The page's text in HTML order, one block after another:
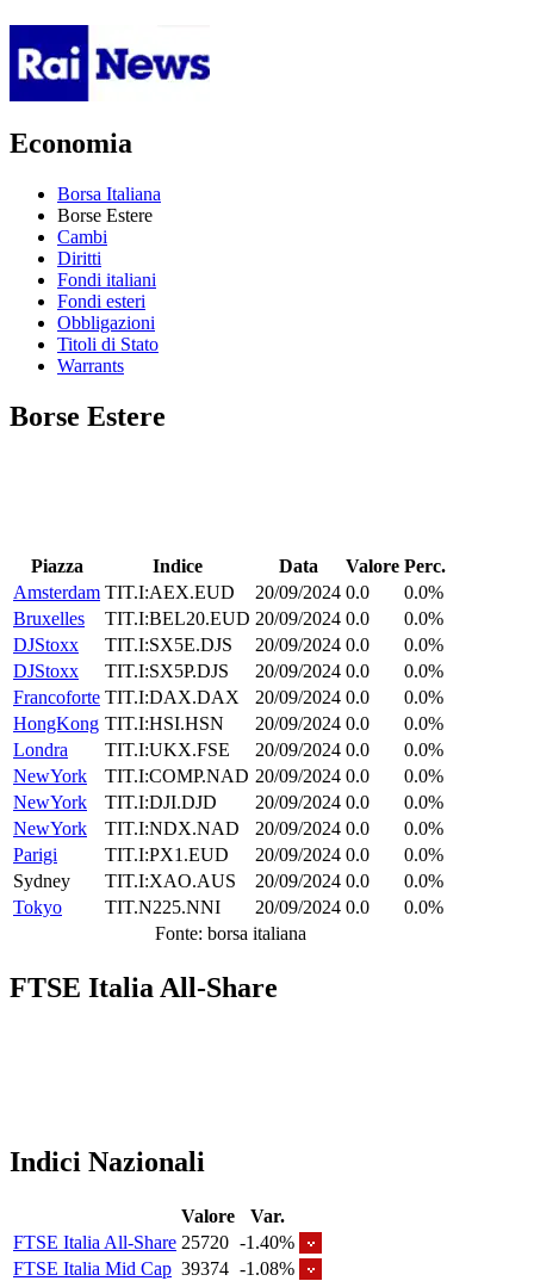
Economia
Borsa Italiana
Borse Estere
Cambi
Diritti
Fondi italiani
Fondi esteri
Obbligazioni
Titoli di Stato
Warrants
Borse Estere
Piazza Indice Data Valore Perc.
Amsterdam TIT.I:AEX.EUD 20/09/2024 0.0
0.0%
Bruxelles
TIT.I:BEL20.EUD 20/09/2024 0.0
0.0%
DJStoxx
TIT.I:SX5E.DJS 20/09/2024 0.0
0.0%
DJStoxx
TIT.I:SX5P.DJS 20/09/2024 0.0
0.0%
Francoforte TIT.I:DAX.DAX 20/09/2024 0.0
0.0%
HongKong TIT.I:HSI.HSN 20/09/2024 0.0
0.0%
Londra
TIT.I:UKX.FSE 20/09/2024 0.0
0.0%
NewYork
TIT.I:COMP.NAD 20/09/2024 0.0
0.0%
NewYork
TIT.I:DJI.DJD 20/09/2024 0.0
0.0%
NewYork
TIT.I:NDX.NAD 20/09/2024 0.0
0.0%
Parigi
TIT.I:PX1.EUD 20/09/2024 0.0
0.0%
Sydney
TIT.I:XAO.AUS 20/09/2024 0.0
0.0%
Tokyo
TIT.N225.NNI 20/09/2024 0.0
0.0%
Fonte: borsa italiana
FTSE Italia All-Share
Indici Nazionali
Valore
Var.
FTSE Italia All-Share 25720 -1.40%
FTSE Italia Mid Cap 39374 -1.08%